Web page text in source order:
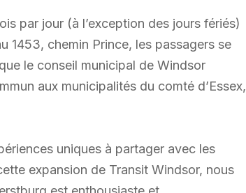
par jour (à l’exception des jours fériés)
1453, chemin Prince, les passagers se
le conseil municipal de Windsor
aux municipalités du comté d’Essex,
uniques à partager avec les
expansion de Transit Windsor, nous